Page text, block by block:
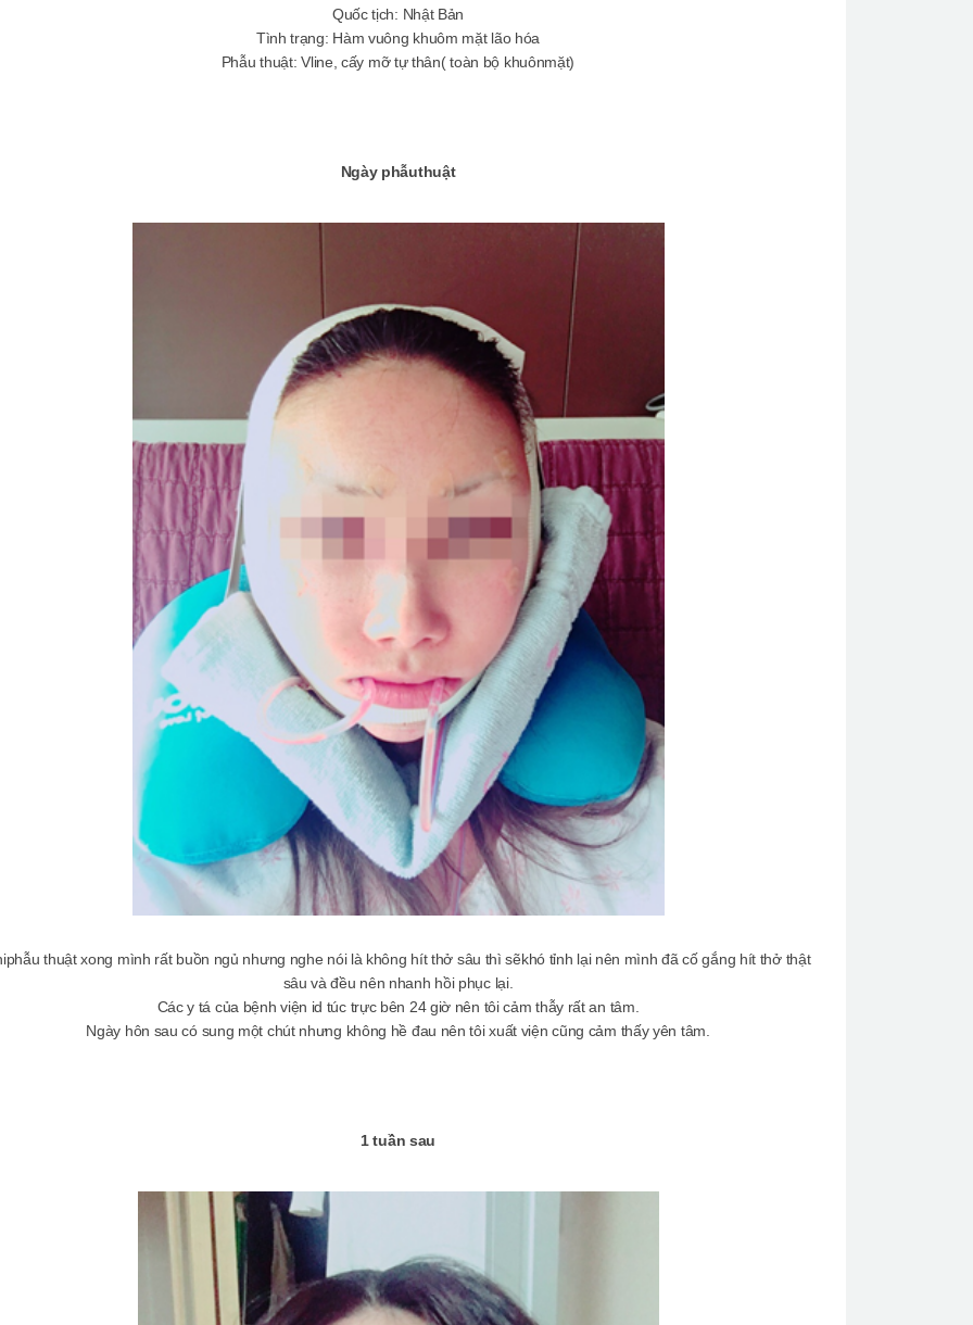
Quốc tịch: Nhật Bản
Tình trạng: Hàm vuông khuôm mặt lão hóa
Phẫu thuật: Vline, cấy mỡ tự thân( toàn bộ khuônmặt)
Ngày phẫuthuật
thuật xong mình rất buồn ngủ nhưng nghe nói là không hít thở sâu thì sẽkhó tỉnh lại nên mình đã cố gắng hít thở thật
sâu và đều nên nhanh hồi phục lại.
Các y tá của bệnh viện id túc trực bên 24 giờ nên tôi cảm thẫy rất an tâm.
Ngày hôn sau có sung một chút nhưng không hề đau nên tôi xuất viện cũng cảm thấy yên tâm.
1 tuần sau